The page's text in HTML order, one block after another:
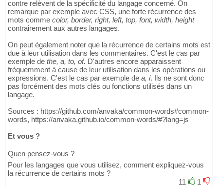
contre relèvent de la spécificité du langage concerné. On
remarque par exemple avec CSS, une forte récurrence des
mots comme color, border, right, left, top, font, width, height
contrairement aux autres langages.
On peut également noter que la récurrence de certains mots est
due à leur utilisation dans les commentaires. C'est le cas par
exemple de the, a, to, of. D'autres encore apparaissent
fréquemment à cause de leur utilisation dans les opérations ou
expressions. C'est le cas par exemple de a, i. Ils ne sont donc
pas forcément des mots clés ou fonctions utilisés dans un
langage.
Sources : https://github.com/anvaka/common-words#common-
words, https://anvaka.github.io/common-words/#?lang=js
Et vous ?
Quen pensez-vous ?
Pour les langages que vous utilisez, comment expliquez-vous
la récurrence de certains mots ?
11
1